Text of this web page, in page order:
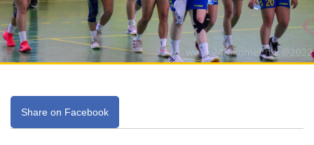
Share on Facebook